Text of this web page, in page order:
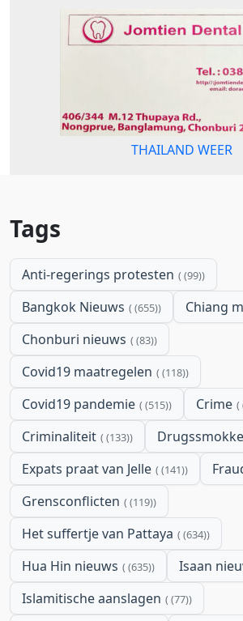
THAILAND WEER
Tags
Anti-regerings protesten (99)
Bangkok Nieuws (655) Chiang
Chonburi nieuws (83)
Covid19 maatregelen (118)
Covid19 pandemie (515) Crime
Criminaliteit (133)
Expats praat van Jelle (141)
Grensconflicten (119)
Het suffertje van Pattaya (634)
Hua Hin nieuws (635) Isaan
Islamitische aanslagen (77)